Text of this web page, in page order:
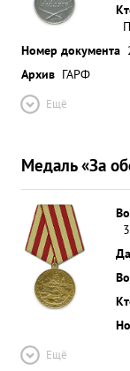
Номер документа
Архив ГАРФ
Ещё
Медаль «За
Ещё